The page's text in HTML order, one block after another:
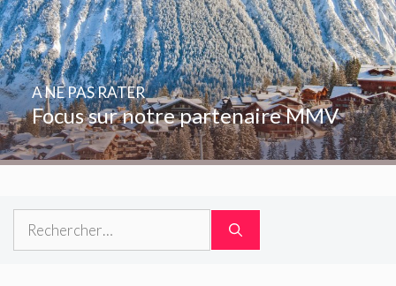
Focus sur notre partenaire MMV
A NE PAS RATER